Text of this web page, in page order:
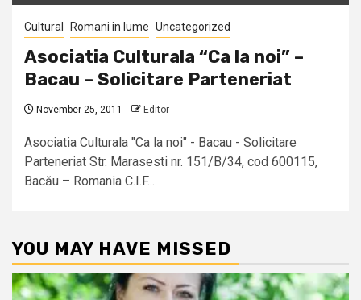
Cultural Romani in lume Uncategorized
Asociatia Culturala “Ca la noi” –
Bacau – Solicitare Parteneriat
November 25, 2011 Editor
Asociatia Culturala "Ca la noi" - Bacau - Solicitare
Parteneriat Str. Marasesti nr. 151/B/34, cod 600115,
Bacău – Romania C.I.F...
YOU MAY HAVE MISSED